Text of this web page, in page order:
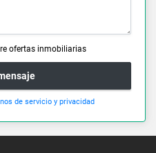
ofertas inmobiliarias
de servicio y privacidad